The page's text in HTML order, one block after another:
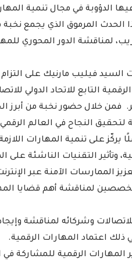
الدؤوبة في مجال تنمية
المرموق الذي يجمع نخبة
لمناقشة الدور المحوري
السيد فيليب مارنيك على
التابع للاتحاد الدولي
فمن خلال حضور نخبة من أبرز
النجاح في العالم
يركّز على تنمية المهارات
التقنيات الناشئة على
الممارسات الآمنة عبر
لمناقشة أهم قضايا
وشركائه لمناقشة
ذلك اعتماد المهارات الرقمية.
المهارات الرقمية للمشاركة